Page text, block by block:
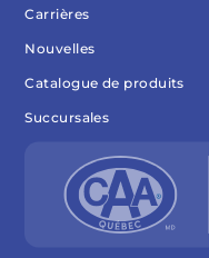
Carrières
Nouvelles
Catalogue de produits
Succursales